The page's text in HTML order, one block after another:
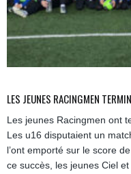
LES JEUNES RACINGMEN
Les jeunes Racingmen ont
Les u16 disputaient un
l’ont emporté sur le score
ce succès, les jeunes Ciel